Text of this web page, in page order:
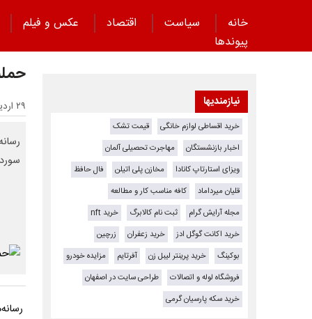
خانه سیاست اقتصاد
عکس و فیلم
پیوند‌ها
۲۹ اردیبهشت ۱۴۰۵ - ۰۰:۱۳ نیازمندیها
خرید اقساطی لوازم خانگی
قیمت تشک
اخبار بازنشستگان
مهاجرت تحصیلی آلمان
ویزای استارتاپ کانادا
مخازن پلی اتیلن
فال حافظ
قلیان میرداماد
کافه مناسب کار و مطالعه
مجله آرایش گرام
ثبت نام کالابرگ
خرید nft
خرید اکانت گوگل ادز
خرید زعفران
زرچین
بوکینگ
خرید پرینتر لیبل زن آفرتایم
مزایده خودرو
فروشگاه لوله و اتصالات
طراحی سایت در اصفهان
خرید سکه پارسیان گرمی